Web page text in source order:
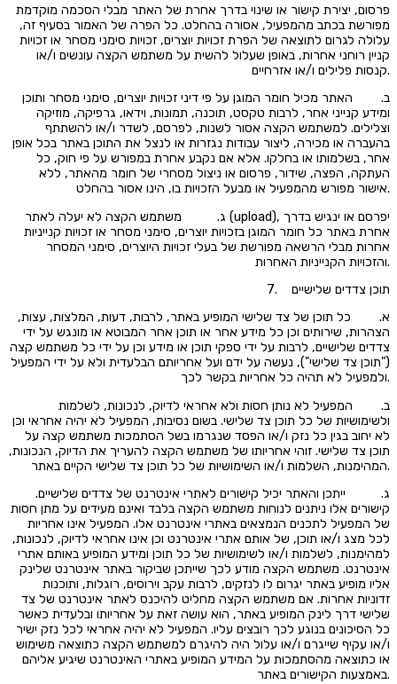
פרסום, יצירת קישור או שינוי בדרך אחרת של האתר מבלי הסכמה מוקדמת
מפורשת בכתב מהמפעיל, אסורה בהחלט. כל הפרה של האמור בסעיף זה,
עלולה לגרום לתוצאה של הפרת זכויות יוצרים, זכויות סימני מסחר או זכויות
קניין רוחני אחרות, באופן שעלול להשית על משתמש הקצה עונשים ו/או
קנסות פלילים ו/או אזרחיים.
ב. האתר מכיל חומר המוגן על פי דיני זכויות יוצרים, סימני מסחר ותוכן
ומידע קנייני אחר, לרבות טקסט, תוכנה, תמונות, וידאו, גרפיקה, מוזיקה
וצלילים. למשתמש הקצה אסור לשנות, לפרסם, לשדר ו/או להשתתף
בהעברה או מכירה, ליצור עבודות נגזרות או לנצל את התוכן באתר בכל אופן
אחר, בשלמותו או בחלקו. אלא אם נקבע אחרת במפורש על פי חוק, כל
העתקה, הפצה, שידור, פרסום או ניצול מסחרי של חומר מהאתר, ללא
אישור מפורש מהמפעיל או מבעל הזכויות בו, הינו אסור בהחלט.
ג. משתמש הקצה לא יעלה לאתר (upload), יפרסם או ינגיש בדרך
אחרת באתר כל חומר המוגן בזכויות יוצרים, סימני מסחר או זכויות קנייניות
אחרות מבלי הרשאה מפורשת של בעלי זכויות היוצרים, סימני המסחר
והזכויות הקנייניות האחרות.
7. תוכן צדדים שלישיים
א. כל תוכן של צד שלישי המופיע באתר, לרבות, דעות, המלצות, עצות,
הצהרות, שירותים וכן כל מידע אחר או תוכן אחר המבוטא או מונגש על ידי
צדדים שלישיים, לרבות על ידי ספקי תוכן או מידע וכן על ידי כל משתמש קצה
("תוכן צד שלישי"), נעשה על ידם ועל אחריותם הבלעדית ולא על ידי המפעיל
ולמפעיל לא תהיה כל אחריות בקשר לכך.
ב. המפעיל לא נותן חסות ולא אחראי לדיוק, לנכונות, לשלמות
ולשימושיות של כל תוכן צד שלישי. בשום נסיבות, המפעיל לא יהיה אחראי וכן
לא יחוב בגין כל נזק ו/או הפסד שנגרמו בשל הסתמכות משתמש קצה על
תוכן צד שלישי. זוהי אחריותו של משתמש הקצה להעריך את הדיוק, הנכונות,
המהימנות, השלמות ו/או השימושיות של כל תוכן צד שלישי הקיים באתר.
ג. ייתכן והאתר יכיל קישורים לאתרי אינטרנט של צדדים שלישיים.
קישורים אלו ניתנים לנוחות משתמש הקצה בלבד ואינם מעידים על מתן חסות
של המפעיל לתכנים הנמצאים באתרי אינטרנט אלו. המפעיל אינו אחריות
לכל מצג ו/או תוכן, של אותם אתרי אינטרנט וכן אינו אחראי לדיוק, לנכונות,
למהימנות, לשלמות ו/או לשימושיות של כל תוכן ומידע המופיע באותם אתרי
אינטרנט. משתמש הקצה מודע לכך שייתכן שביקור באתר אינטרנט שלינק
אליו מופיע באתר יגרום לו לנזקים, לרבות עקב וירוסים, רוגלות, ותוכנות
זדוניות אחרות. אם משתמש הקצה מחליט להיכנס לאתר אינטרנט של צד
שלישי דרך לינק המופיע באתר, הוא עושה זאת על אחריותו ובלעדית כאשר
כל הסיכונים בנוגע לכך רובצים עליו. המפעיל לא יהיה אחראי לכל נזק ישיר
ו/או עקיף שייגרם ו/או עלול היה להיגרם למשתמש הקצה כתוצאה משימוש
או כתוצאה מהסתמכות על המידע המופיע באתרי האינטרנט שיגיע אליהם
באמצעות הקישורים באתר.